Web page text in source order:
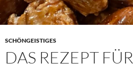
SCHÖNGEISTIGES
DAS REZEPT FÜR